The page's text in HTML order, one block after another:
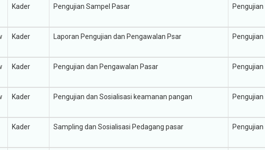
Kader Pengujian Sampel Pasar Pengujian
Kader Laporan Pengujian dan Pengawalan Psar Pengujian
Kader Pengujian dan Pengawalan Pasar Pengujian
Kader Pengujian dan Sosialisasi keamanan pangan Pengujian
Kader Sampling dan Sosialisasi Pedagang pasar Pengujian